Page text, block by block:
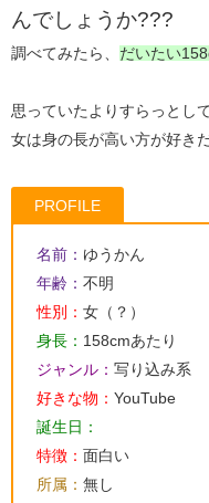
んでしょうか???
調べてみたら、 だいたい
思っていたよりすらっとし
女は身の長が高い方が好き
PROFILE
名前： ゆうかん
年齢： 不明
性別： 女（？）
身長： 158cmあたり
ジャンル： 写り込み系
好きな物： YouTube
誕生日：
特徴： 面白い
所属： 無し